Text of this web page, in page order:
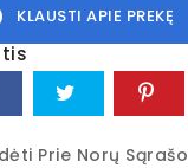
KLAUSTI APIE PREKĘ
Prie Norų Sąrašo